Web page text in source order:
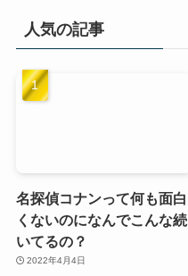
人気の記事
名探偵コナンって何も面白
くないのになんでこんな続
いてるの？
2022年4月4日